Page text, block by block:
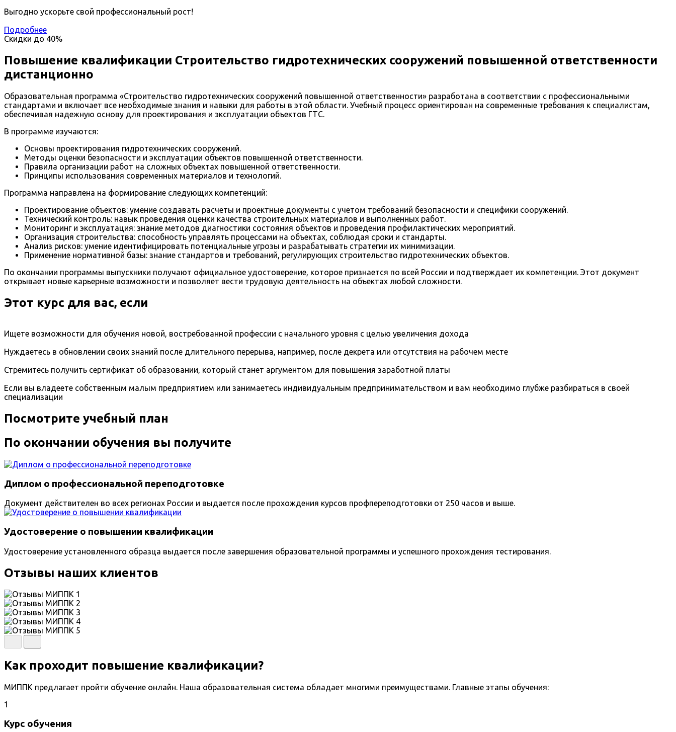
Выгодно ускорьте свой профессиональный рост!
Подробнее
Скидки до 40%
Повышение квалификации Строительство гидротехнических сооружений повышенной ответственности
дистанционно
Образовательная программа «Строительство гидротехнических сооружений повышенной ответственности» разработана в соответствии с профессиональными
стандартами и включает все необходимые знания и навыки для работы в этой области. Учебный процесс ориентирован на современные требования к специалистам,
обеспечивая надежную основу для проектирования и эксплуатации объектов ГТС.
В программе изучаются:
Основы проектирования гидротехнических сооружений.
Методы оценки безопасности и эксплуатации объектов повышенной ответственности.
Правила организации работ на сложных объектах повышенной ответственности.
Принципы использования современных материалов и технологий.
Программа направлена на формирование следующих компетенций:
Проектирование объектов: умение создавать расчеты и проектные документы с учетом требований безопасности и специфики сооружений.
Технический контроль: навык проведения оценки качества строительных материалов и выполненных работ.
Мониторинг и эксплуатация: знание методов диагностики состояния объектов и проведения профилактических мероприятий.
Организация строительства: способность управлять процессами на объектах, соблюдая сроки и стандарты.
Анализ рисков: умение идентифицировать потенциальные угрозы и разрабатывать стратегии их минимизации.
Применение нормативной базы: знание стандартов и требований, регулирующих строительство гидротехнических объектов.
По окончании программы выпускники получают официальное удостоверение, которое признается по всей России и подтверждает их компетенции. Этот документ
открывает новые карьерные возможности и позволяет вести трудовую деятельность на объектах любой сложности.
Этот курс для вас, если
Ищете возможности для обучения новой, востребованной профессии с начального уровня с целью увеличения дохода
Нуждаетесь в обновлении своих знаний после длительного перерыва, например, после декрета или отсутствия на рабочем месте
Стремитесь получить сертификат об образовании, который станет аргументом для повышения заработной платы
Если вы владеете собственным малым предприятием или занимаетесь индивидуальным предпринимательством и вам необходимо глубже разбираться в своей
специализации
Посмотрите учебный план
По окончании обучения вы получите
Диплом о профессиональной переподготовке
Документ действителен во всех регионах России и выдается после прохождения курсов профпереподготовки от 250 часов и выше.
Удостоверение о повышении квалификации
Удостоверение установленного образца выдается после завершения образовательной программы и успешного прохождения тестирования.
Отзывы наших клиентов
Как проходит повышение квалификации?
МИППК предлагает пройти обучение онлайн. Наша образовательная система обладает многими преимуществами. Главные этапы обучения:
1
Курс обучения